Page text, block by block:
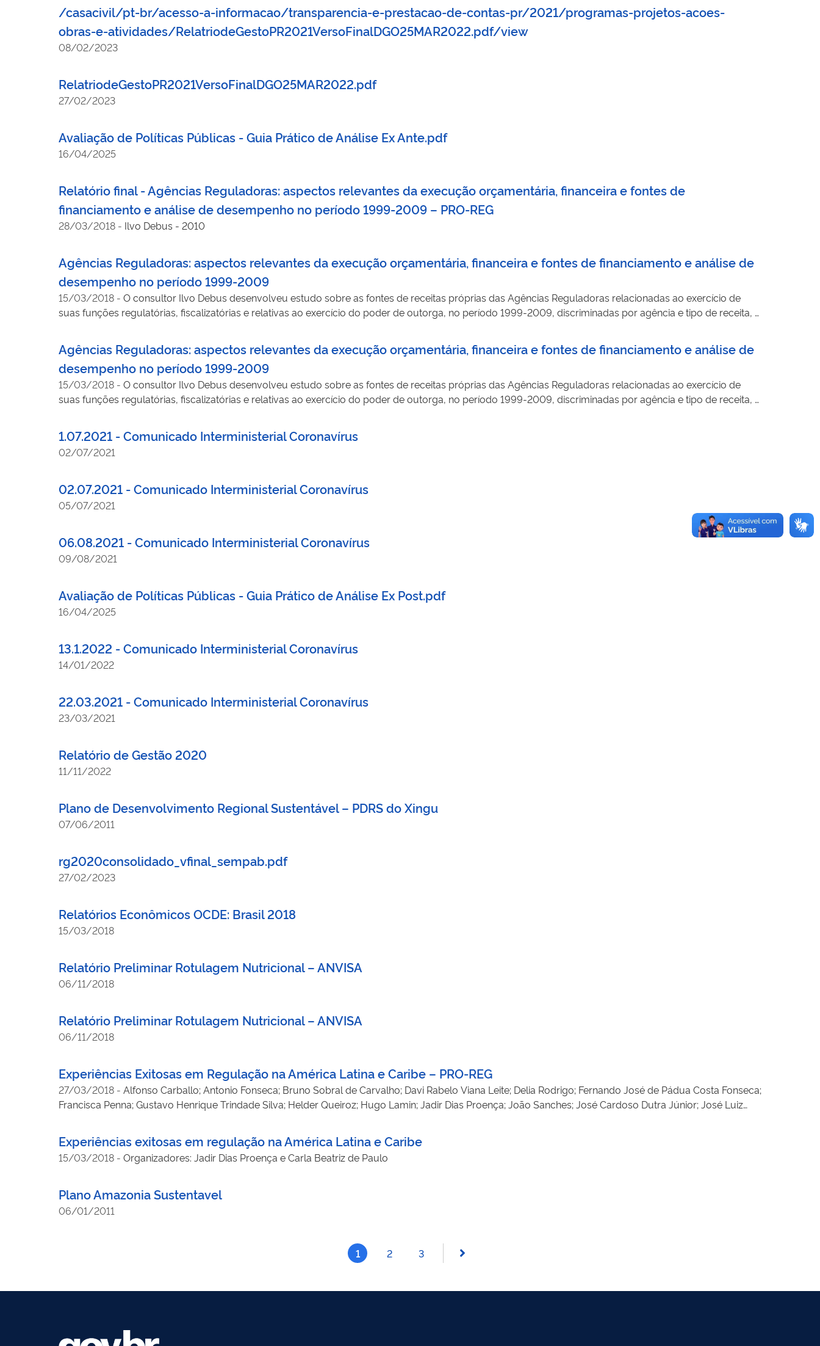
/casacivil/pt-br/acesso-a-informacao/transparencia-e-prestacao-de-contas-pr/2021/programas-projetos-acoes-
obras-e-atividades/RelatriodeGestoPR2021VersoFinalDGO25MAR2022.pdf/view
08/02/2023
RelatriodeGestoPR2021VersoFinalDGO25MAR2022.pdf
27/02/2023
Avaliação de Políticas Públicas - Guia Prático de Análise Ex Ante.pdf
16/04/2025
Relatório final - Agências Reguladoras: aspectos relevantes da execução orçamentária, financeira e fontes de
financiamento e análise de desempenho no período 1999-2009 – PRO-REG
28/03/2018 - Ilvo Debus - 2010
Agências Reguladoras: aspectos relevantes da execução orçamentária, financeira e fontes de financiamento e análise de
desempenho no período 1999-2009
15/03/2018 - O consultor Ilvo Debus desenvolveu estudo sobre as fontes de receitas próprias das Agências Reguladoras relacionadas ao exercício de
suas funções regulatórias, fiscalizatórias e relativas ao exercício do poder de outorga, no período 1999-2009, discriminadas por agência e tipo de receita, e
Agências Reguladoras: aspectos relevantes da execução orçamentária, financeira e fontes de financiamento e análise de
desempenho no período 1999-2009
15/03/2018 - O consultor Ilvo Debus desenvolveu estudo sobre as fontes de receitas próprias das Agências Reguladoras relacionadas ao exercício de
suas funções regulatórias, fiscalizatórias e relativas ao exercício do poder de outorga, no período 1999-2009, discriminadas por agência e tipo de receita, e
1.07.2021 - Comunicado Interministerial Coronavírus
02/07/2021
02.07.2021 - Comunicado Interministerial Coronavírus
05/07/2021
06.08.2021 - Comunicado Interministerial Coronavírus
09/08/2021
Avaliação de Políticas Públicas - Guia Prático de Análise Ex Post.pdf
16/04/2025
13.1.2022 - Comunicado Interministerial Coronavírus
14/01/2022
22.03.2021 - Comunicado Interministerial Coronavírus
23/03/2021
Relatório de Gestão 2020
11/11/2022
Plano de Desenvolvimento Regional Sustentável – PDRS do Xingu
07/06/2011
rg2020consolidado_vfinal_sempab.pdf
27/02/2023
Relatórios Econômicos OCDE: Brasil 2018
15/03/2018
Relatório Preliminar Rotulagem Nutricional – ANVISA
06/11/2018
Relatório Preliminar Rotulagem Nutricional – ANVISA
06/11/2018
Experiências Exitosas em Regulação na América Latina e Caribe – PRO-REG
27/03/2018 - Alfonso Carballo; Antonio Fonseca; Bruno Sobral de Carvalho; Davi Rabelo Viana Leite; Delia Rodrigo; Fernando José de Pádua Costa Fonseca;
Francisca Penna; Gustavo Henrique Trindade Silva; Helder Queiroz; Hugo Lamin; Jadir Dias Proença; João Sanches; José Cardoso Dutra Júnior; José Luiz
Experiências exitosas em regulação na América Latina e Caribe
15/03/2018 - Organizadores: Jadir Dias Proença e Carla Beatriz de Paulo
Plano Amazonia Sustentavel
06/01/2011
1 2 3